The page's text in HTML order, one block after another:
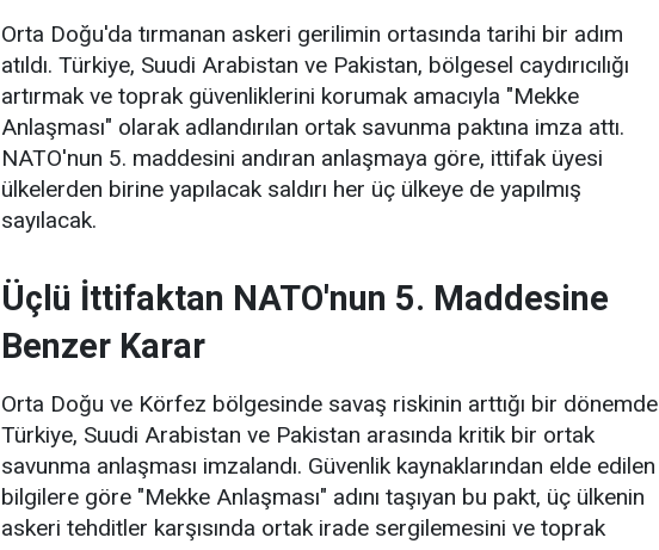
Orta Doğu'da tırmanan askeri gerilimin ortasında tarihi bir adım
atıldı. Türkiye, Suudi Arabistan ve Pakistan, bölgesel caydırıcılığı
artırmak ve toprak güvenliklerini korumak amacıyla "Mekke
Anlaşması" olarak adlandırılan ortak savunma paktına imza attı.
NATO'nun 5. maddesini andıran anlaşmaya göre, ittifak üyesi
ülkelerden birine yapılacak saldırı her üç ülkeye de yapılmış
sayılacak.
Üçlü İttifaktan NATO'nun 5. Maddesine
Benzer Karar
Orta Doğu ve Körfez bölgesinde savaş riskinin arttığı bir dönemde
Türkiye, Suudi Arabistan ve Pakistan arasında kritik bir ortak
savunma anlaşması imzalandı. Güvenlik kaynaklarından elde edilen
bilgilere göre "Mekke Anlaşması" adını taşıyan bu pakt, üç ülkenin
askeri tehditler karşısında ortak irade sergilemesini ve toprak